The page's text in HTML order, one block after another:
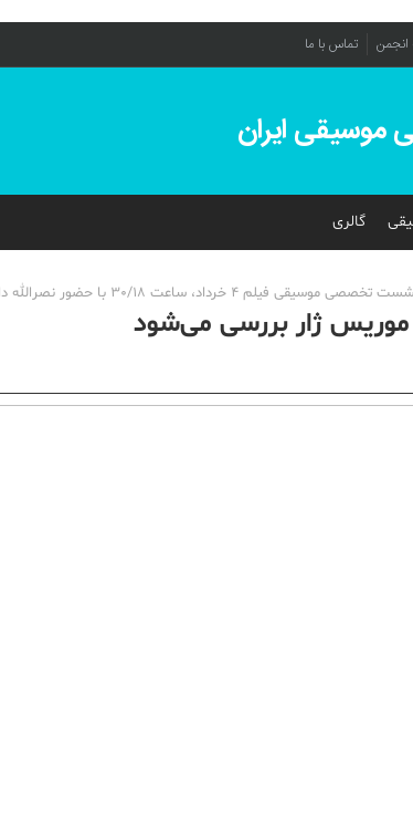
انجمن تماس با ما
موسیقی ایران
گالری
داودی آهنگساز، مترجم و پژوهشگر در فرهنگسرای ارسباران بررسی می‌شود.
ژار بررسی می‌شود